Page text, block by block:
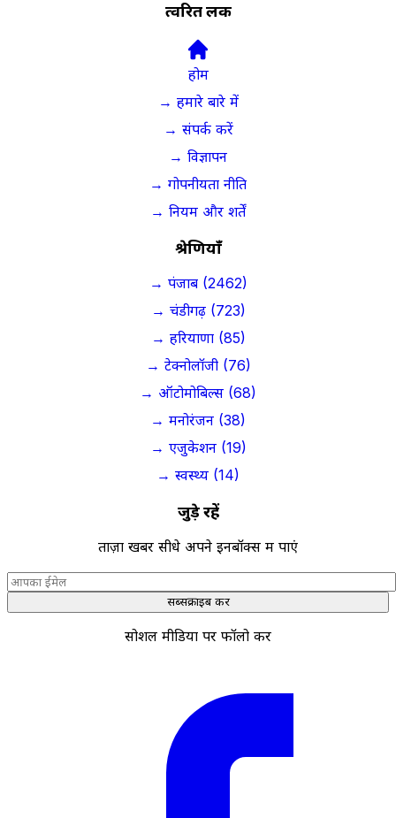
त्वरित लिंक
होम
→ हमारे बारे में
→ संपर्क करें
→ विज्ञापन
→ गोपनीयता नीति
→ नियम और शर्तें
श्रेणियाँ
→ पंजाब (2462)
→ चंडीगढ़ (723)
→ हरियाणा (85)
→ टेक्नोलॉजी (76)
→ ऑटोमोबिल्स (68)
→ मनोरंजन (38)
→ एजुकेशन (19)
→ स्वस्थ्य (14)
जुड़े रहें
ताज़ा खबरें सीधे अपने इनबॉक्स में पाएं
सब्सक्राइब करें
सोशल मीडिया पर फॉलो करें